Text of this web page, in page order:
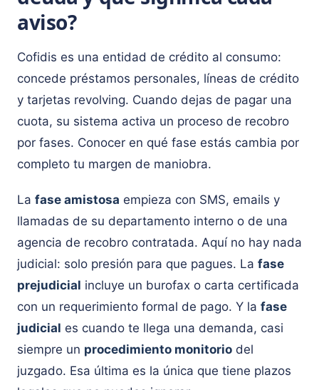
aviso?
Cofidis es una entidad de crédito al consumo:
concede préstamos personales, líneas de crédito
y tarjetas revolving. Cuando dejas de pagar una
cuota, su sistema activa un proceso de recobro
por fases. Conocer en qué fase estás cambia por
completo tu margen de maniobra.
La fase amistosa empieza con SMS, emails y
llamadas de su departamento interno o de una
agencia de recobro contratada. Aquí no hay nada
judicial: solo presión para que pagues. La fase
prejudicial incluye un burofax o carta certificada
con un requerimiento formal de pago. Y la fase
judicial es cuando te llega una demanda, casi
siempre un procedimiento monitorio del
juzgado. Esa última es la única que tiene plazos